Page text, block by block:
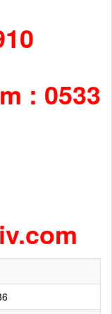
: 0533